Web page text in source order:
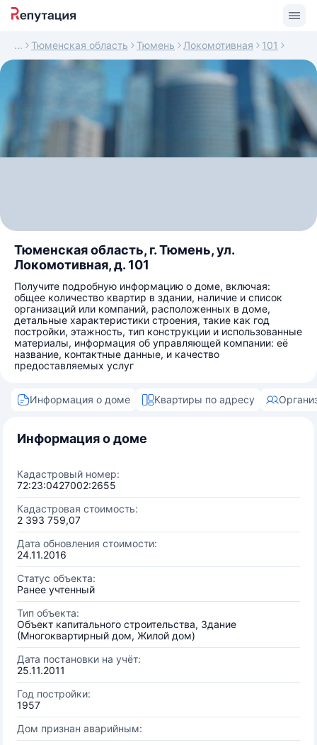
Тюменская область Тюмень Локомотивная 101
Тюменская область, г. Тюмень, ул.
Локомотивная, д. 101
Получите подробную информацию о доме, включая:
общее количество квартир в здании, наличие и список
организаций или компаний, расположенных в доме,
детальные характеристики строения, такие как год
постройки, этажность, тип конструкции и использованные
материалы, информация об управляющей компании: её
название, контактные данные, и качество
предоставляемых услуг
Информация о доме Квартиры по адресу
Информация о доме
Кадастровый номер:
72:23:0427002:2655
Кадастровая стоимость:
2 393 759,07
Дата обновления стоимости:
24.11.2016
Статус объекта:
Ранее учтенный
Тип объекта:
Объект капитального строительства, Здание
(Многоквартирный дом, Жилой дом)
Дата постановки на учёт:
25.11.2011
Год постройки:
1957
Дом признан аварийным: